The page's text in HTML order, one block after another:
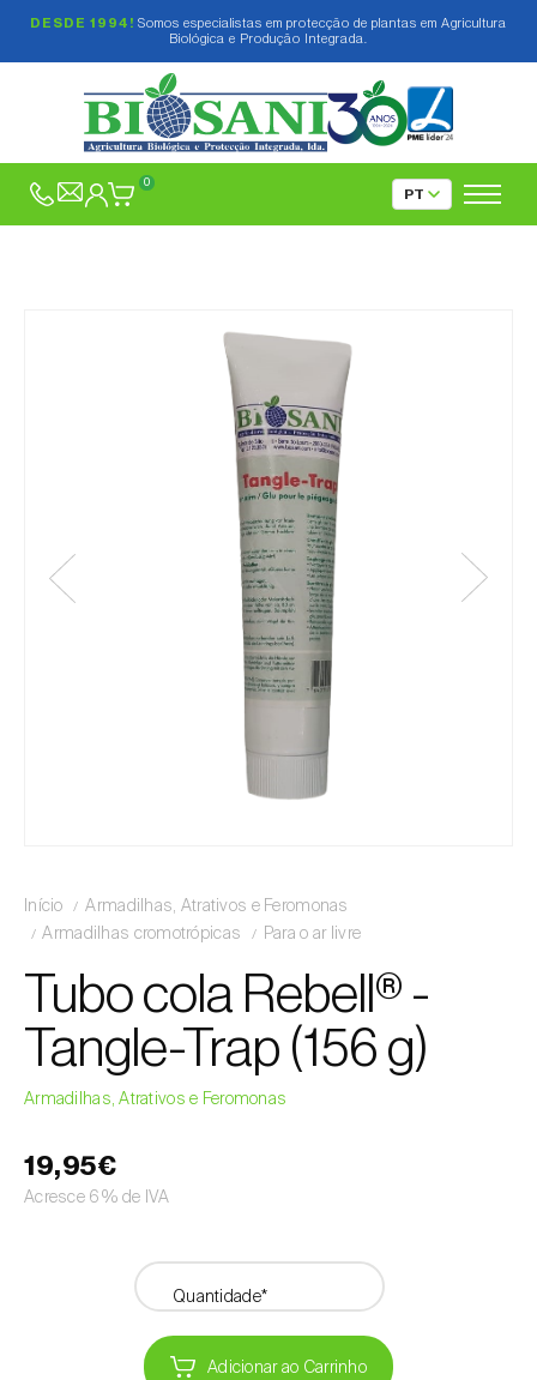
DESDE 1994! Somos especialistas em protecção de plantas em Agricultura
Biológica e Produção Integrada.
0
Início
Armadilhas, Atrativos e Feromonas
Armadilhas cromotrópicas
Para o ar livre
Tubo cola Rebell® -
Tangle-Trap (156 g)
Armadilhas, Atrativos e Feromonas
19,95€
Acresce 6% de IVA
Quantidade*
Adicionar ao Carrinho